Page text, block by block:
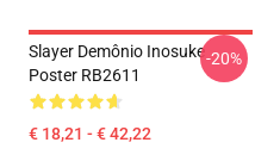
Slayer Demônio Inosuke
Poster RB2611
€ 18,21 - € 42,22
-20%